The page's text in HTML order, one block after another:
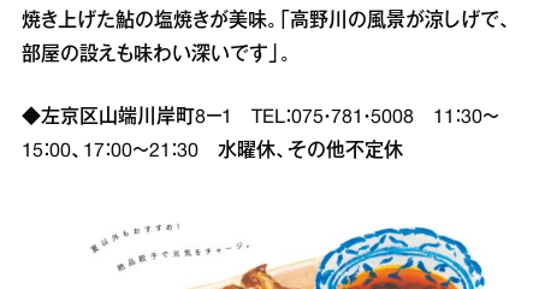
焼き上げた鮎の塩焼きが美味。「高野川の風景が涼しげで、
部屋の設えも味わい深いです」。
◆左京区山端川岸町8－1 TEL：075・781・5008 11：30～
15：00、17：00～21：30 水曜休、その他不定休